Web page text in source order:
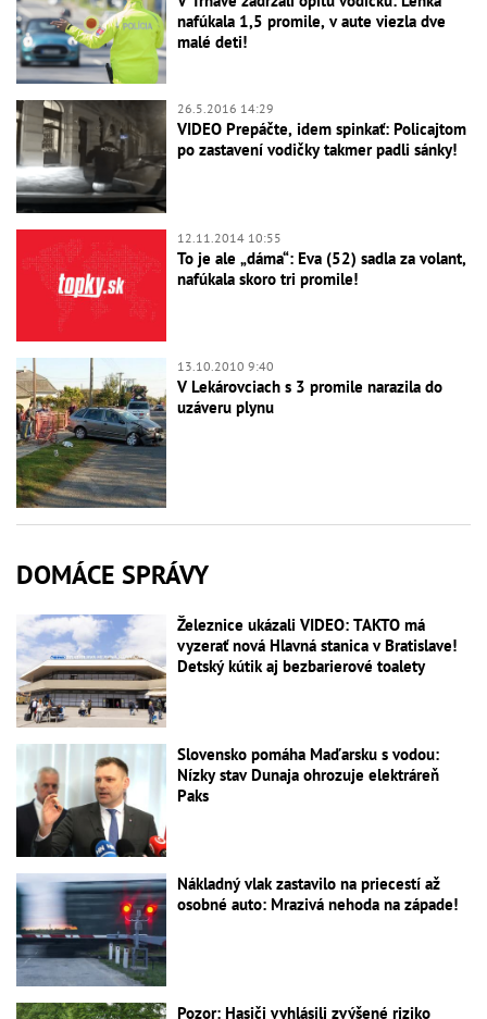
nafúkala 1,5 promile, v aute viezla dve
malé deti!
26.5.2016 14:29
VIDEO Prepáčte, idem spinkať: Policajtom
po zastavení vodičky takmer padli sánky!
12.11.2014 10:55
To je ale „dáma“: Eva (52) sadla za volant,
nafúkala skoro tri promile!
13.10.2010 9:40
V Lekárovciach s 3 promile narazila do
uzáveru plynu
DOMÁCE SPRÁVY
Železnice ukázali VIDEO: TAKTO má
vyzerať nová Hlavná stanica v Bratislave!
Detský kútik aj bezbarierové toalety
Slovensko pomáha Maďarsku s vodou:
Nízky stav Dunaja ohrozuje elektráreň
Paks
Nákladný vlak zastavilo na priecestí až
osobné auto: Mrazivá nehoda na západe!
Pozor: Hasiči vyhlásili zvýšené riziko